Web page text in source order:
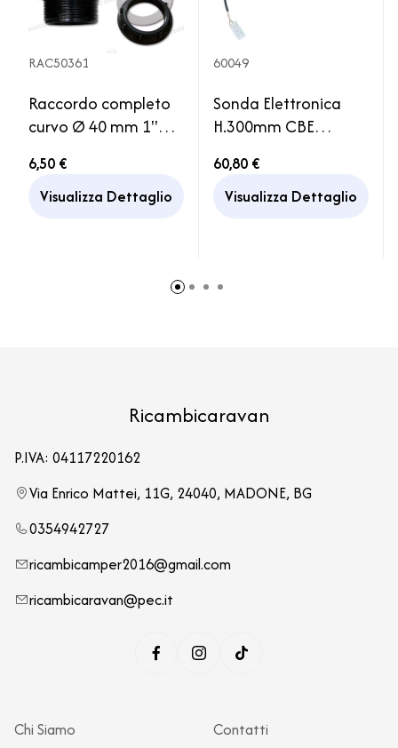
RAC50361
Raccordo completo
curvo Ø 40 mm 1''1/2
Acqua
6,50 €
Visualizza Dettaglio
60049
Sonda Elettronica
H.300mm CBE
Camper
60,80 €
Visualizza Dettaglio
Ricambicaravan
P.IVA: 04117220162
Via Enrico Mattei, 11G, 24040, MADONE, BG
0354942727
ricambicamper2016@gmail.com
ricambicaravan@pec.it
Chi Siamo Contatti